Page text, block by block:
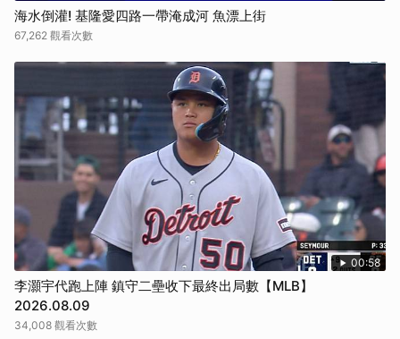
海水倒灌! 基隆愛四路一帶淹成河 魚漂上街
67,262 觀看次數
00:58
李灝宇代跑上陣 鎮守二壘收下最終出局數【MLB】
2026.08.09
34,008 觀看次數